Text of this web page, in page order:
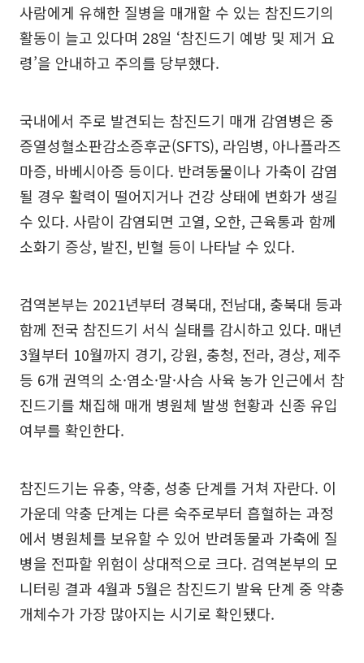
사람에게 유해한 질병을 매개할 수 있는 참진드기의
활동이 늘고 있다며 28일 ‘참진드기 예방 및 제거 요
령’을 안내하고 주의를 당부했다.
국내에서 주로 발견되는 참진드기 매개 감염병은 중
증열성혈소판감소증후군(SFTS), 라임병, 아나플라즈
마증, 바베시아증 등이다. 반려동물이나 가축이 감염
될 경우 활력이 떨어지거나 건강 상태에 변화가 생길
수 있다. 사람이 감염되면 고열, 오한, 근육통과 함께
소화기 증상, 발진, 빈혈 등이 나타날 수 있다.
검역본부는 2021년부터 경북대, 전남대, 충북대 등과
함께 전국 참진드기 서식 실태를 감시하고 있다. 매년
3월부터 10월까지 경기, 강원, 충청, 전라, 경상, 제주
등 6개 권역의 소·염소·말·사슴 사육 농가 인근에서 참
진드기를 채집해 매개 병원체 발생 현황과 신종 유입
여부를 확인한다.
참진드기는 유충, 약충, 성충 단계를 거쳐 자란다. 이
가운데 약충 단계는 다른 숙주로부터 흡혈하는 과정
에서 병원체를 보유할 수 있어 반려동물과 가축에 질
병을 전파할 위험이 상대적으로 크다. 검역본부의 모
니터링 결과 4월과 5월은 참진드기 발육 단계 중 약충
개체수가 가장 많아지는 시기로 확인됐다.